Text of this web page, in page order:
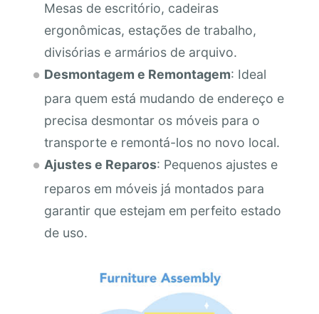
Mesas de escritório, cadeiras
ergonômicas, estações de trabalho,
divisórias e armários de arquivo.
Desmontagem e Remontagem: Ideal
para quem está mudando de endereço e
precisa desmontar os móveis para o
transporte e remontá-los no novo local.
Ajustes e Reparos: Pequenos ajustes e
reparos em móveis já montados para
garantir que estejam em perfeito estado
de uso.